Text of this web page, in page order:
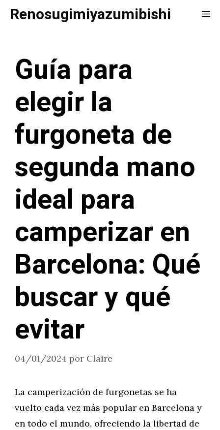
SaltarRenosugimiyazumibishi
Guía para
elegir la
furgoneta de
segunda mano
ideal para
camperizar en
Barcelona: Qué
buscar y qué
evitar
04/01/2024 por Claire
La camperización de furgonetas se ha
vuelto cada vez más popular en Barcelona y
en todo el mundo, ofreciendo la libertad de